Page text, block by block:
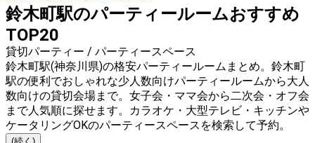
鈴木町駅のパーティールームおすすめ
TOP20
貸切パーティー / パーティースペース
鈴木町駅(神奈川県)の格安パーティールームまとめ。鈴木町
駅の便利でおしゃれな少人数向けパーティールームから大人
数向けの貸切会場まで。女子会・ママ会から二次会・オフ会
まで人気順に探せます。カラオケ・大型テレビ・キッチンや
ケータリングOKのパーティースペースを検索して予約。